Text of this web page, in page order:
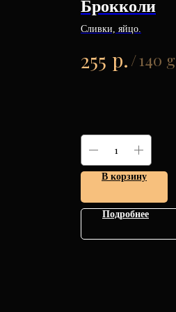
Брокколи
Сливки, яйцо.
255 р. /140 g
В корзину
Подробнее